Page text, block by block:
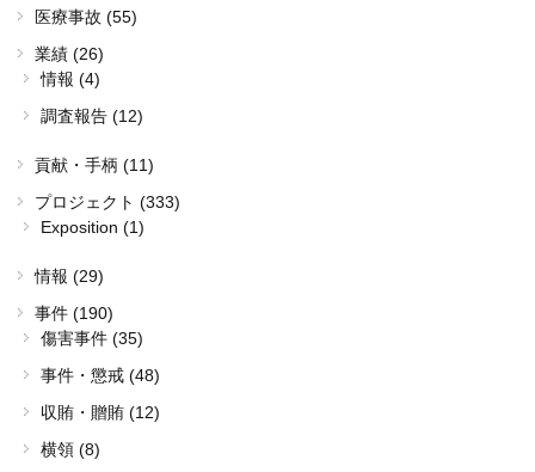
医療事故 (55)
業績 (26)
情報 (4)
調査報告 (12)
貢献・手柄 (11)
プロジェクト (333)
Exposition (1)
情報 (29)
事件 (190)
傷害事件 (35)
事件・懲戒 (48)
収賄・贈賄 (12)
横領 (8)